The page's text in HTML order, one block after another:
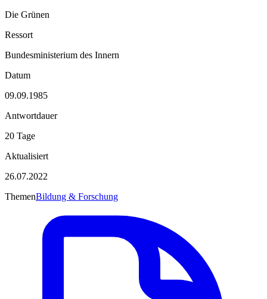
Die Grünen
Ressort
Bundesministerium des Innern
Datum
09.09.1985
Antwortdauer
20 Tage
Aktualisiert
26.07.2022
ThemenBildung & Forschung